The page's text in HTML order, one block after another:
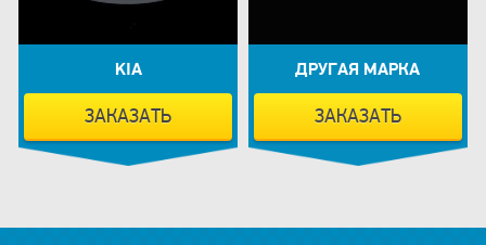
KIA
ЗАКАЗАТЬ
ДРУГАЯ МАРКА
ЗАКАЗАТЬ